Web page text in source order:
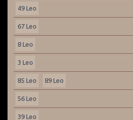
49 Leo
67 Leo
8 Leo
3 Leo
85 Leo 89 Leo
56 Leo
39 Leo